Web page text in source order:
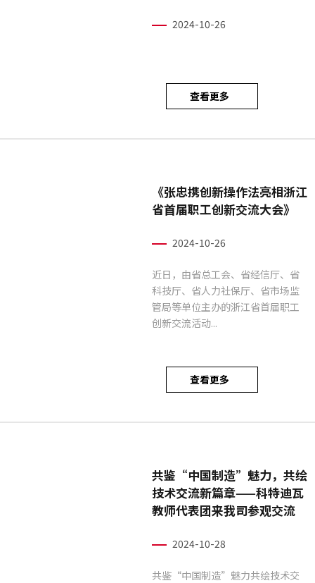
2024-10-26
查看更多
《张忠携创新操作法亮相浙江
省首届职工创新交流大会》
2024-10-26
近日，由省总工会、省经信厅、省
科技厅、省人力社保厅、省市场监
管局等单位主办的浙江省首届职工
创新交流活动...
查看更多
共鉴“中国制造”魅力，共绘
技术交流新篇章——科特迪瓦
教师代表团来我司参观交流
2024-10-28
共鉴“中国制造”魅力共绘技术交